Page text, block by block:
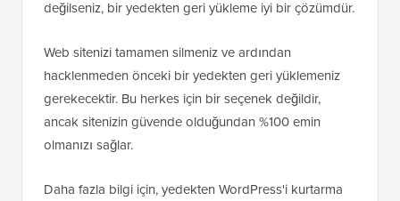
değilseniz, bir yedekten geri yükleme iyi bir çözümdür.
Web sitenizi tamamen silmeniz ve ardından
hacklenmeden önceki bir yedekten geri yüklemeniz
gerekecektir. Bu herkes için bir seçenek değildir,
ancak sitenizin güvende olduğundan %100 emin
olmanızı sağlar.
Daha fazla bilgi için, yedekten WordPress'i kurtarma